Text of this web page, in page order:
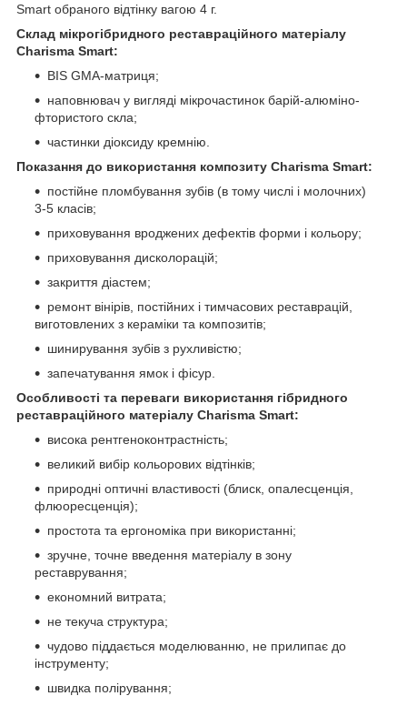
Smart обраного відтінку вагою 4 г.
Склад мікрогібридного реставраційного матеріалу
Charisma Smart:
BIS GMA-матриця;
наповнювач у вигляді мікрочастинок барій-алюміно-
фтористого скла;
частинки діоксиду кремнію.
Показання до використання композиту Charisma Smart:
постійне пломбування зубів (в тому числі і молочних)
3-5 класів;
приховування вроджених дефектів форми і кольору;
приховування дисколорацій;
закриття діастем;
ремонт вінірів, постійних і тимчасових реставрацій,
виготовлених з кераміки та композитів;
шинирування зубів з рухливістю;
запечатування ямок і фісур.
Особливості та переваги використання гібридного
реставраційного матеріалу Charisma Smart:
висока рентгеноконтрастність;
великий вибір кольорових відтінків;
природні оптичні властивості (блиск, опалесценція,
флюоресценція);
простота та ергономіка при використанні;
зручне, точне введення матеріалу в зону
реставрування;
економний витрата;
не текуча структура;
чудово піддається моделюванню, не прилипає до
інструменту;
швидка полірування;